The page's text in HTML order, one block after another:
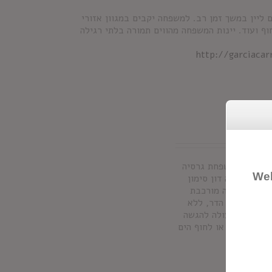
בשנת 1890 לאחר שגידלה גפנים ליין במשך זמן רב. למשפחה יקבים במגוון אזורי
ועוד. יינות המשפחה מהווים תמורה בלתי רגילה
http://
ממשפחת גרסיה
סנגריה דון סימון
הסנגריה מורכבת
פרי הדר, ללא
תוספת חומרים משמרים והיא מכילה 7% אלכוהול. מעולה להגשה
מסיבות או לחוף הים